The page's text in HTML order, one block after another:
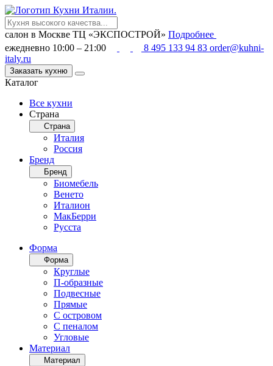
салон в Москве ТЦ «ЭКСПОСТРОЙ» Подробнее
ежедневно 10:00 – 21:00
8 495 133 94 83 order@kuhni-
italy.ru
Заказать кухню
Каталог
Все кухни
Страна
Страна
Италия
Россия
Бренд
Бренд
Биомебель
Венето
Италион
МакБерри
Русста
Форма
Форма
Круглые
П-образные
Подвесные
Прямые
С островом
С пеналом
Угловые
Материал
Материал